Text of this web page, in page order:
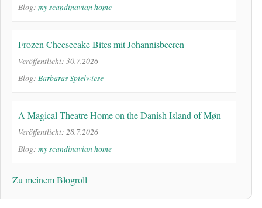
Blog: my scandinavian home
Frozen Cheesecake Bites mit Johannisbeeren
Veröffentlicht: 30.7.2026
Blog: Barbaras Spielwiese
A Magical Theatre Home on the Danish Island of Møn
Veröffentlicht: 28.7.2026
Blog: my scandinavian home
Zu meinem Blogroll